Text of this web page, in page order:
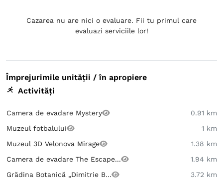
Cazarea nu are nici o evaluare. Fii tu primul care
evaluazi serviciile lor!
Împrejurimile unității / în apropiere
Activități
Camera de evadare Mystery
0.91 km
Muzeul fotbalului
1 km
Muzeul 3D Velonova Mirage
1.38 km
Camera de evadare The Escape...
1.94 km
Grădina Botanică „Dimitrie B...
3.72 km